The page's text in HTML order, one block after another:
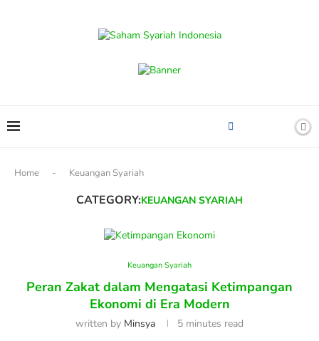
Home - Keuangan Syariah
CATEGORY:KEUANGAN SYARIAH
Keuangan Syariah
Peran Zakat dalam Mengatasi Ketimpangan
Ekonomi di Era Modern
written by Minsya 5 minutes read